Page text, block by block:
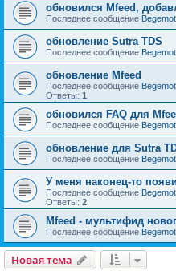
обновился Mfeed,
Последнее сообщение Begemot
обновление Sutra TDS
Последнее сообщение Begemot
обновление Mfeed
Последнее сообщение Begemot
Ответы: 1
обновился FAQ для
Последнее сообщение Begemot
обновление для Sutra
Последнее сообщение Begemot
У меня наконец-то
Последнее сообщение Begemot
Ответы: 2
Mfeed - мультифид
Последнее сообщение Begemot
Новая тема